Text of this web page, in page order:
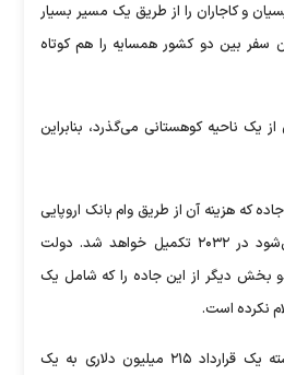
و کاجاران را از طریق یک مسیر بسیار
سفر بین دو کشور همسایه را هم کوتاه
یک ناحیه کوهستانی می‌گذرد، بنابراین
که هزینه آن از طریق وام بانک اروپایی
بازسازی و توسعه تامین می‌شود در ۲۰۳۲ تکمیل خواهد شد. دولت
بخش دیگر از این جاده را که شامل یک
ارمنستان در اکتبر سال گذشته یک قرارداد ۲۱۵ میلیون دلاری به یک